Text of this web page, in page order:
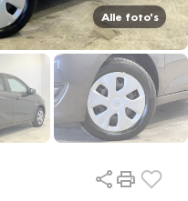
Alle foto's